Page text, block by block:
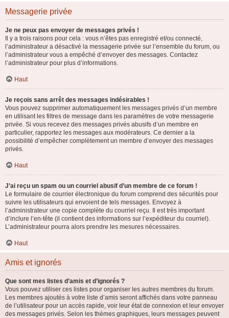
Messagerie privée
Je ne peux pas envoyer de messages privés !
Il y a trois raisons pour cela : vous n’êtes pas enregistré et/ou connecté,
l’administrateur a désactivé la messagerie privée sur l’ensemble du forum, ou
l’administrateur vous a empêché d’envoyer des messages. Contactez
l’administrateur pour plus d’informations.
Haut
Je reçois sans arrêt des messages indésirables !
Vous pouvez supprimer automatiquement les messages privés d’un membre
en utilisant les filtres de message dans les paramètres de votre messagerie
privée. Si vous recevez des messages privés abusifs d’un membre en
particulier, rapportez les messages aux modérateurs. Ce dernier a la
possibilité d’empêcher complètement un membre d’envoyer des messages
privés.
Haut
J’ai reçu un spam ou un courriel abusif d’un membre de ce forum !
Le formulaire de courrier électronique du forum comprend des sécurités pour
suivre les utilisateurs qui envoient de tels messages. Envoyez à
l’administrateur une copie complète du courriel reçu. Il est très important
d’inclure l’en-tête (il contient des informations sur l’expéditeur du courriel).
L’administrateur pourra alors prendre les mesures nécessaires.
Haut
Amis et ignorés
Que sont mes listes d’amis et d’ignorés ?
Vous pouvez utiliser ces listes pour organiser les autres membres du forum.
Les membres ajoutés à votre liste d’amis seront affichés dans votre panneau
de l’utilisateur pour un accès rapide, voir leur état de connexion et leur envoyer
des messages privés. Selon les thèmes graphiques, leurs messages peuvent